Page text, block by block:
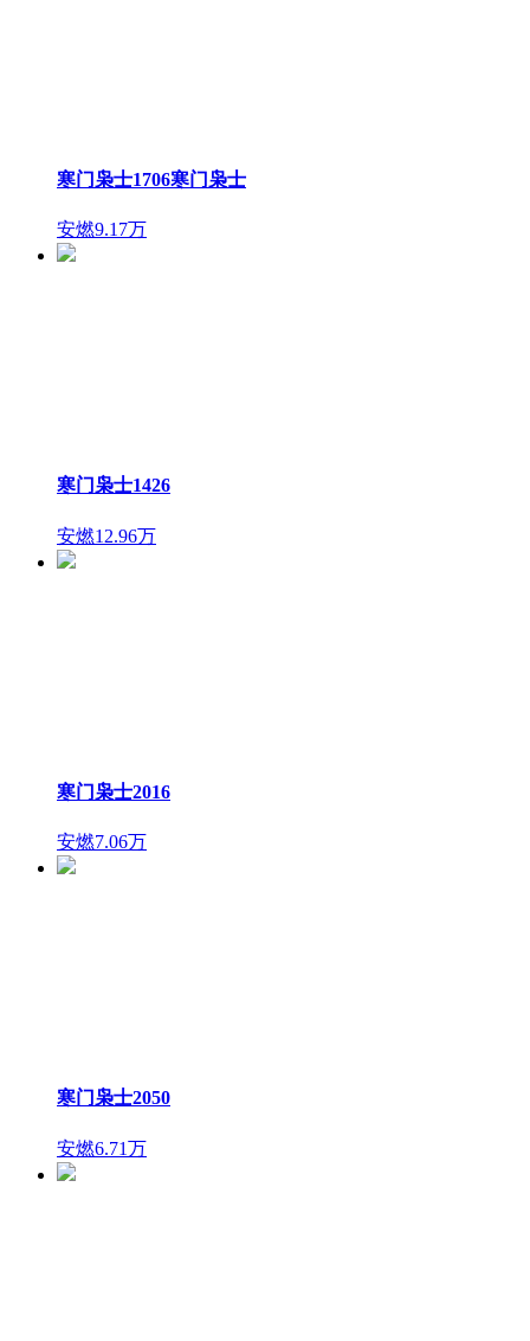
寒门枭士1706寒门枭士
安燃9.17万
寒门枭士1426
安燃12.96万
寒门枭士2016
安燃7.06万
寒门枭士2050
安燃6.71万